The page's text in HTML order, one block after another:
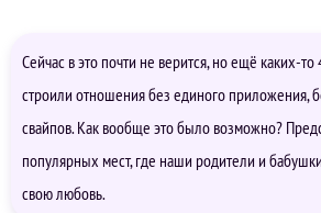
Сейчас в это почти не верится, но ещё каких-
строили отношения без единого приложения,
свайпов. Как вообще это было возможно?
популярных мест, где наши родители и
свою любовь.